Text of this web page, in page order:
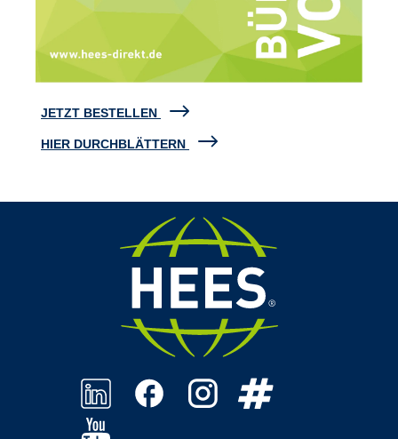
JETZT BESTELLEN
HIER DURCHBLÄTTERN